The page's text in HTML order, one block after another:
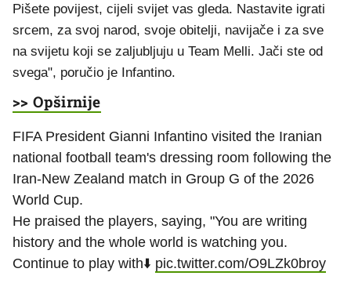
Pišete povijest, cijeli svijet vas gleda. Nastavite igrati
srcem, za svoj narod, svoje obitelji, navijače i za sve
na svijetu koji se zaljubljuju u Team Melli. Jači ste od
svega", poručio je Infantino.
>> Opširnije
FIFA President Gianni Infantino visited the Iranian
national football team's dressing room following the
Iran-New Zealand match in Group G of the 2026
World Cup.
He praised the players, saying, "You are writing
history and the whole world is watching you.
Continue to play with⬇️ pic.twitter.com/O9LZk0broy